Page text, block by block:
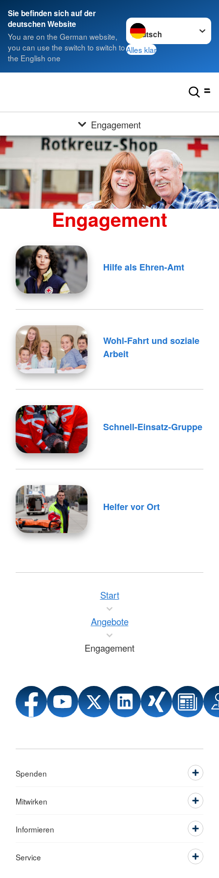
Sie befinden sich auf der
deutschen Website
You are on the German website,
you can use the switch to switch to
the English one
Sprache wechseln zu
Alles klar
Engagement
Engagement
Hilfe als Ehren-Amt
Wohl-Fahrt und soziale
Arbeit
Schnell-Einsatz-Gruppe
Helfer vor Ort
Start
Angebote
Engagement
Spenden
Mitwirken
Informieren
Service